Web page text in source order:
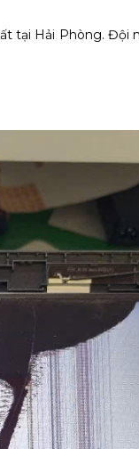
tại Hải Phòng. Đội